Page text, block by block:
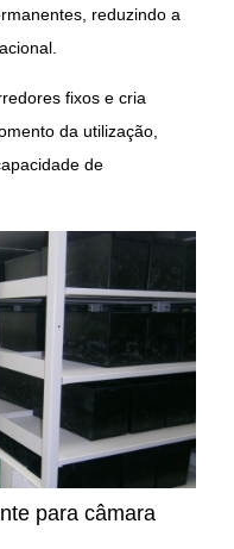
reduzindo a
fixos e cria
da utilização,
de
para câmara